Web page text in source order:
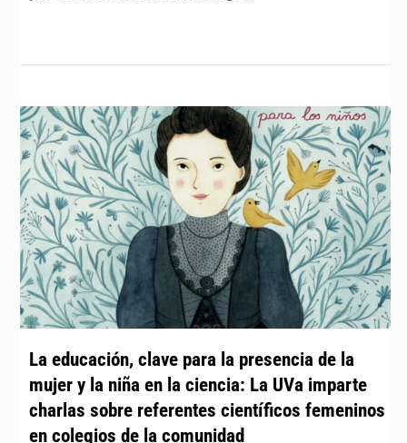
La educación, clave para la presencia de la
mujer y la niña en la ciencia: La UVa imparte
charlas sobre referentes científicos femeninos
en colegios de la comunidad